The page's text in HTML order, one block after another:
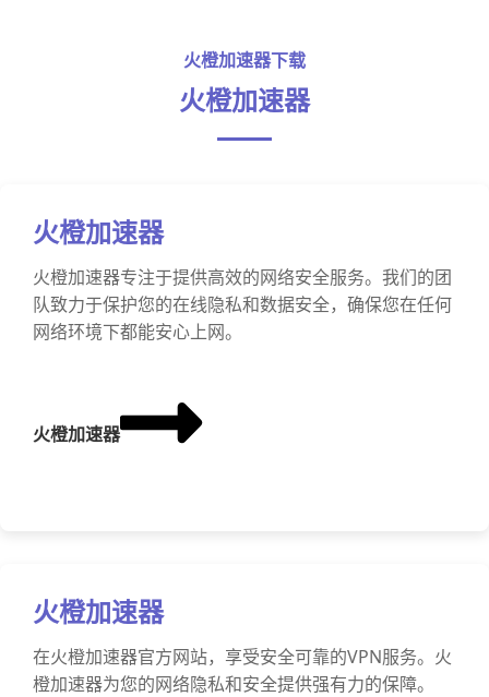
火橙加速器下载
火橙加速器
火橙加速器
火橙加速器专注于提供高效的网络安全服务。我们的团
队致力于保护您的在线隐私和数据安全，确保您在任何
网络环境下都能安心上网。
火橙加速器
火橙加速器
在火橙加速器官方网站，享受安全可靠的VPN服务。火
橙加速器为您的网络隐私和安全提供强有力的保障。